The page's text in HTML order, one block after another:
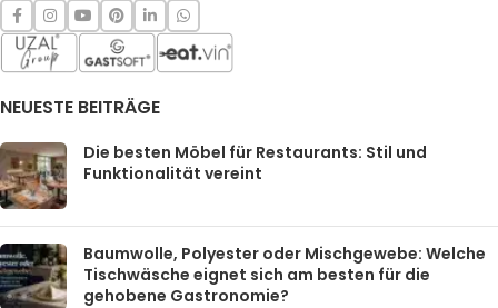
NEUESTE BEITRÄGE
Die besten Möbel für Restaurants: Stil und
Funktionalität vereint
Baumwolle, Polyester oder Mischgewebe: Welche
Tischwäsche eignet sich am besten für die
gehobene Gastronomie?